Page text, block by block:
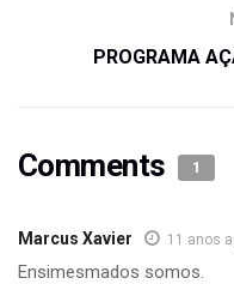
PROGRAMA
Comments 1
Marcus Xavier 11 anos
Ensimesmados somos.